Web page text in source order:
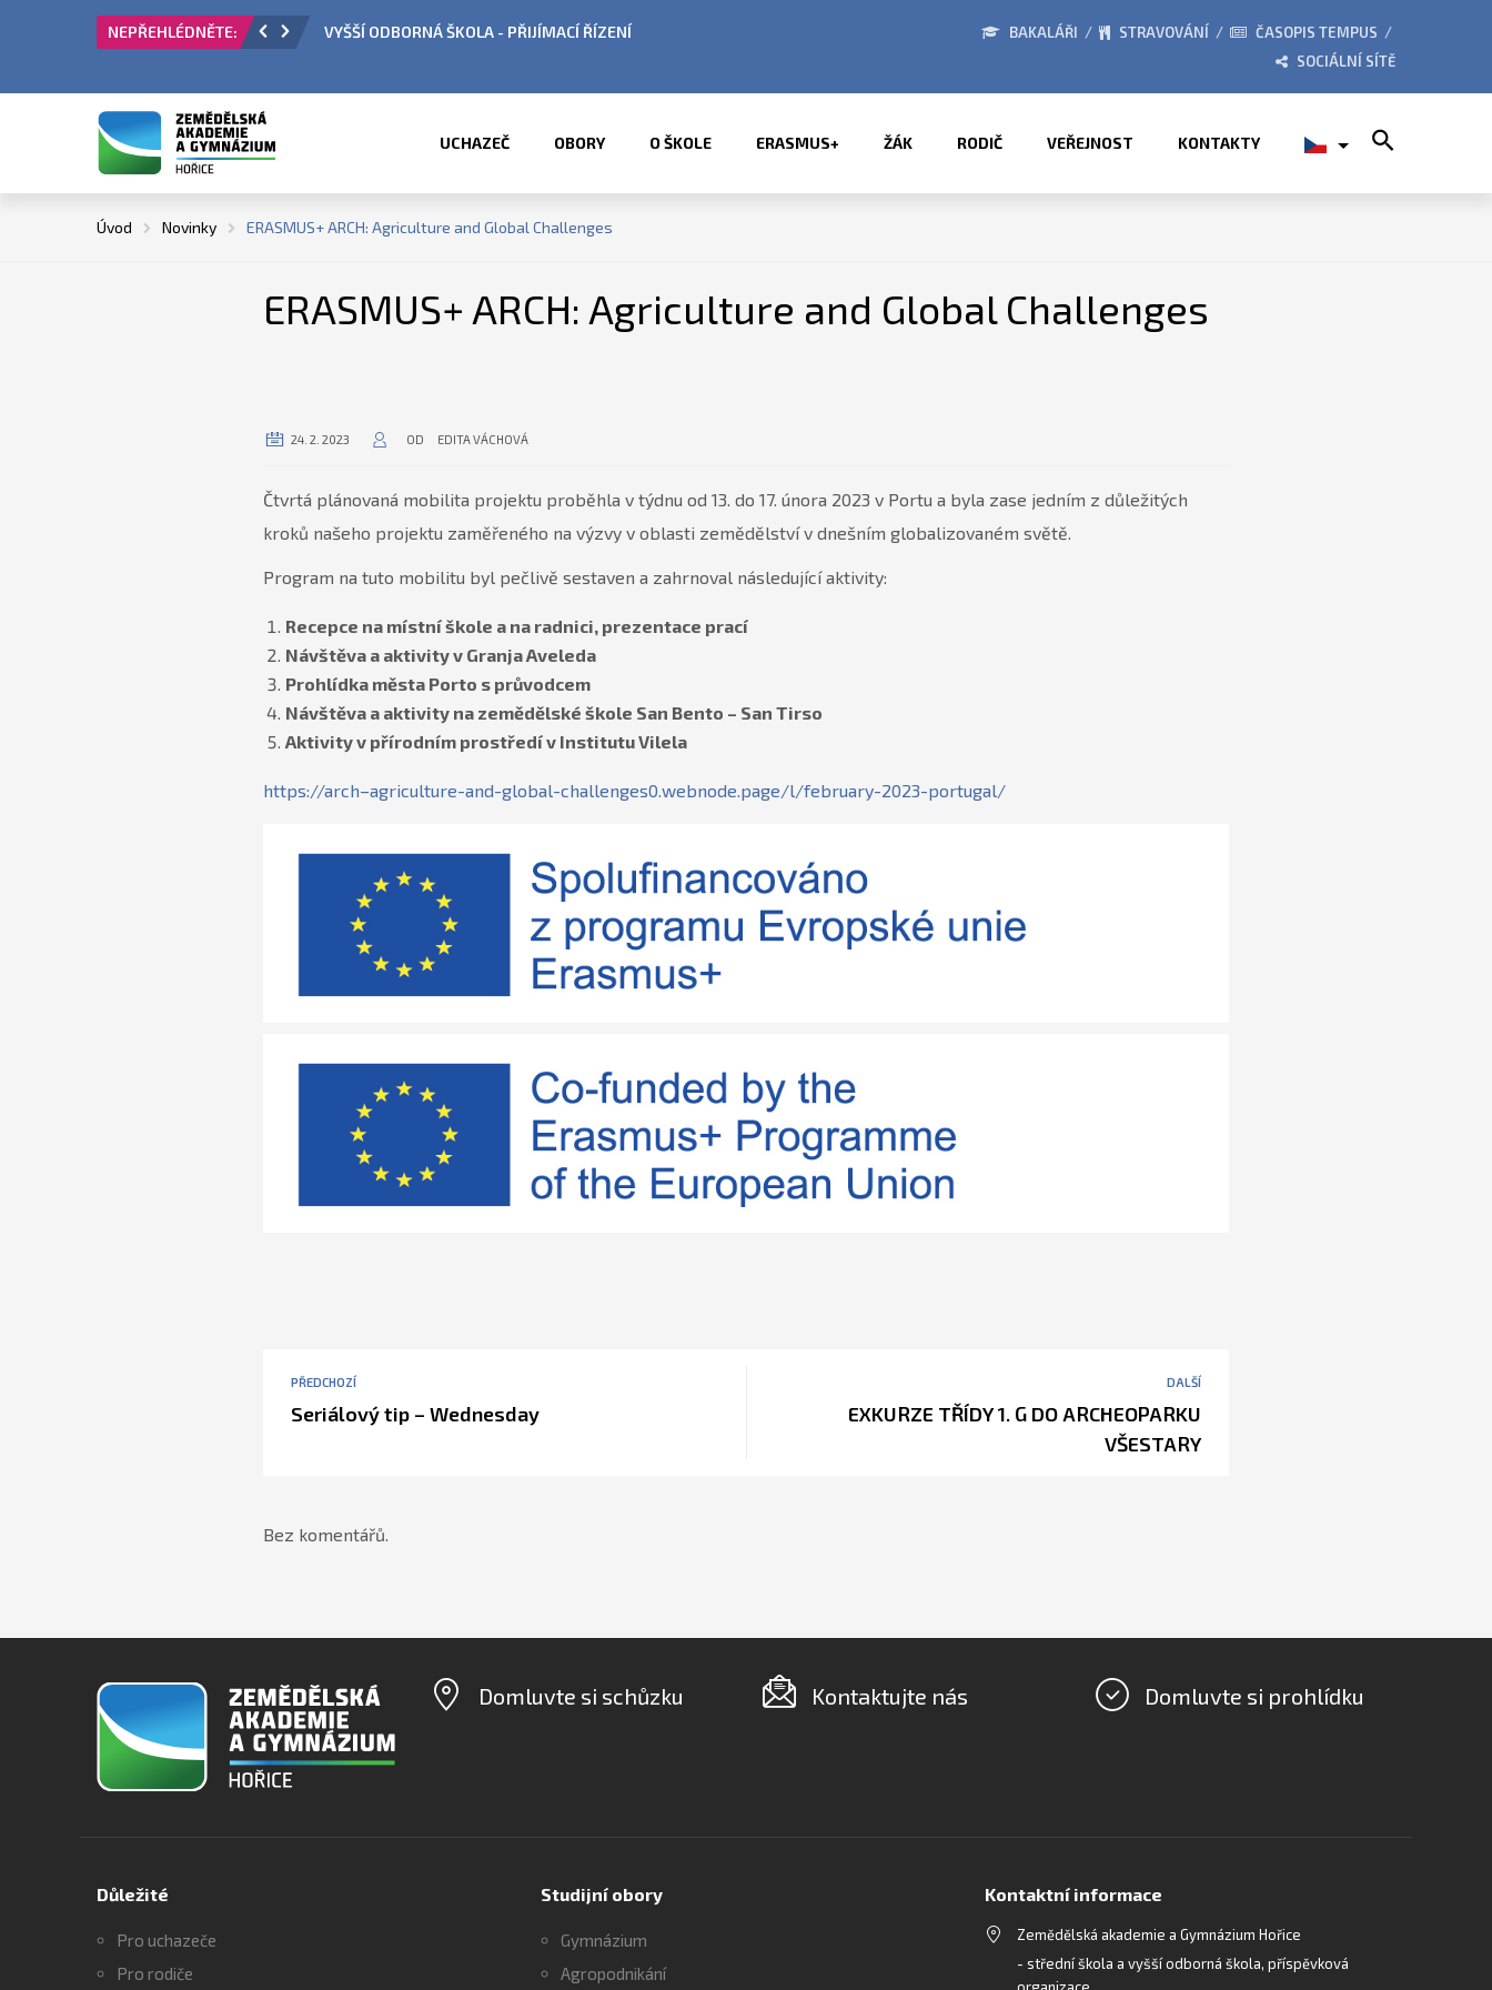
- PŘIJÍMACÍ ŘÍZENÍ ÚŘEDNÍ HODINY V OBDOBÍ LETNÍCH PRÁZDNIN PŘÍMĚSTSKÉ TÁBORY 2026 ZE ŽIVOTA
BAKALÁŘI STRAVOVÁNÍ
ČASOPIS TEMPUS
SOCIÁLNÍ SÍTĚ
UCHAZEČ OBORY O ŠKOLE ERASMUS+ ŽÁK RODIČ VEŘEJNOST KONTAKTY
Úvod Novinky ERASMUS+ ARCH: Agriculture and Global Challenges
ERASMUS+ ARCH: Agriculture and Global Challenges
24. 2. 2023 OD EDITA VÁCHOVÁ
Čtvrtá plánovaná mobilita projektu proběhla v týdnu od 13. do 17. února 2023 v Portu a byla zase jedním z důležitých
kroků našeho projektu zaměřeného na výzvy v oblasti zemědělství v dnešním globalizovaném světě.
Program na tuto mobilitu byl pečlivě sestaven a zahrnoval následující aktivity:
Recepce na místní škole a na radnici, prezentace prací
Návštěva a aktivity v Granja Aveleda
Prohlídka města Porto s průvodcem
Návštěva a aktivity na zemědělské škole San Bento – San Tirso
Aktivity v přírodním prostředí v Institutu Vilela
https://arch–agriculture-and-global-challenges0.webnode.page/l/february-2023-portugal/
PŘEDCHOZÍ
Seriálový tip – Wednesday
DALŠÍ
EXKURZE TŘÍDY 1. G DO ARCHEOPARKU
VŠESTARY
Bez komentářů.
Domluvte si schůzku Kontaktujte nás Domluvte si prohlídku
Důležité
Pro uchazeče
Pro rodiče
Studijní obory
Gymnázium
Agropodnikání
Kontaktní informace
Zemědělská akademie a Gymnázium Hořice
- střední škola a vyšší odborná škola, příspěvková